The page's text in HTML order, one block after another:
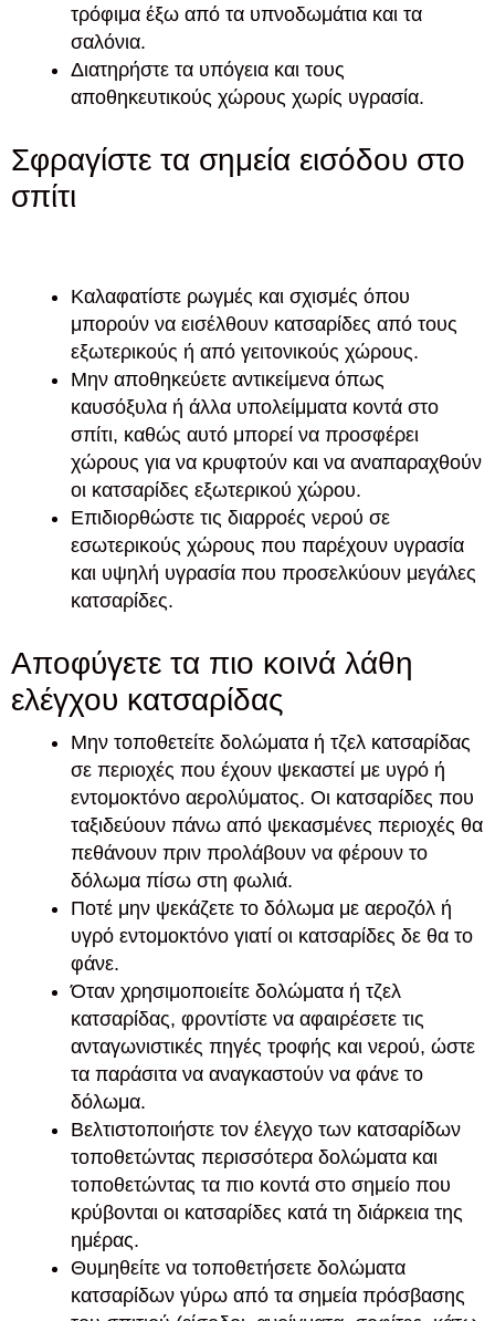
τρόφιμα έξω από τα υπνοδωμάτια και τα
σαλόνια.
Διατηρήστε τα υπόγεια και τους
αποθηκευτικούς χώρους χωρίς υγρασία.
Σφραγίστε τα σημεία εισόδου στο
σπίτι
Καλαφατίστε ρωγμές και σχισμές όπου
μπορούν να εισέλθουν κατσαρίδες από τους
εξωτερικούς ή από γειτονικούς χώρους.
Μην αποθηκεύετε αντικείμενα όπως
καυσόξυλα ή άλλα υπολείμματα κοντά στο
σπίτι, καθώς αυτό μπορεί να προσφέρει
χώρους για να κρυφτούν και να αναπαραχθούν
οι κατσαρίδες εξωτερικού χώρου.
Επιδιορθώστε τις διαρροές νερού σε
εσωτερικούς χώρους που παρέχουν υγρασία
και υψηλή υγρασία που προσελκύουν μεγάλες
κατσαρίδες.
Αποφύγετε τα πιο κοινά λάθη
ελέγχου κατσαρίδας
Μην τοποθετείτε δολώματα ή τζελ κατσαρίδας
σε περιοχές που έχουν ψεκαστεί με υγρό ή
εντομοκτόνο αερολύματος. Οι κατσαρίδες που
ταξιδεύουν πάνω από ψεκασμένες περιοχές θα
πεθάνουν πριν προλάβουν να φέρουν το
δόλωμα πίσω στη φωλιά.
Ποτέ μην ψεκάζετε το δόλωμα με αεροζόλ ή
υγρό εντομοκτόνο γιατί οι κατσαρίδες δε θα το
φάνε.
Όταν χρησιμοποιείτε δολώματα ή τζελ
κατσαρίδας, φροντίστε να αφαιρέσετε τις
ανταγωνιστικές πηγές τροφής και νερού, ώστε
τα παράσιτα να αναγκαστούν να φάνε το
δόλωμα.
Βελτιστοποιήστε τον έλεγχο των κατσαρίδων
τοποθετώντας περισσότερα δολώματα και
τοποθετώντας τα πιο κοντά στο σημείο που
κρύβονται οι κατσαρίδες κατά τη διάρκεια της
ημέρας.
Θυμηθείτε να τοποθετήσετε δολώματα
κατσαρίδων γύρω από τα σημεία πρόσβασης